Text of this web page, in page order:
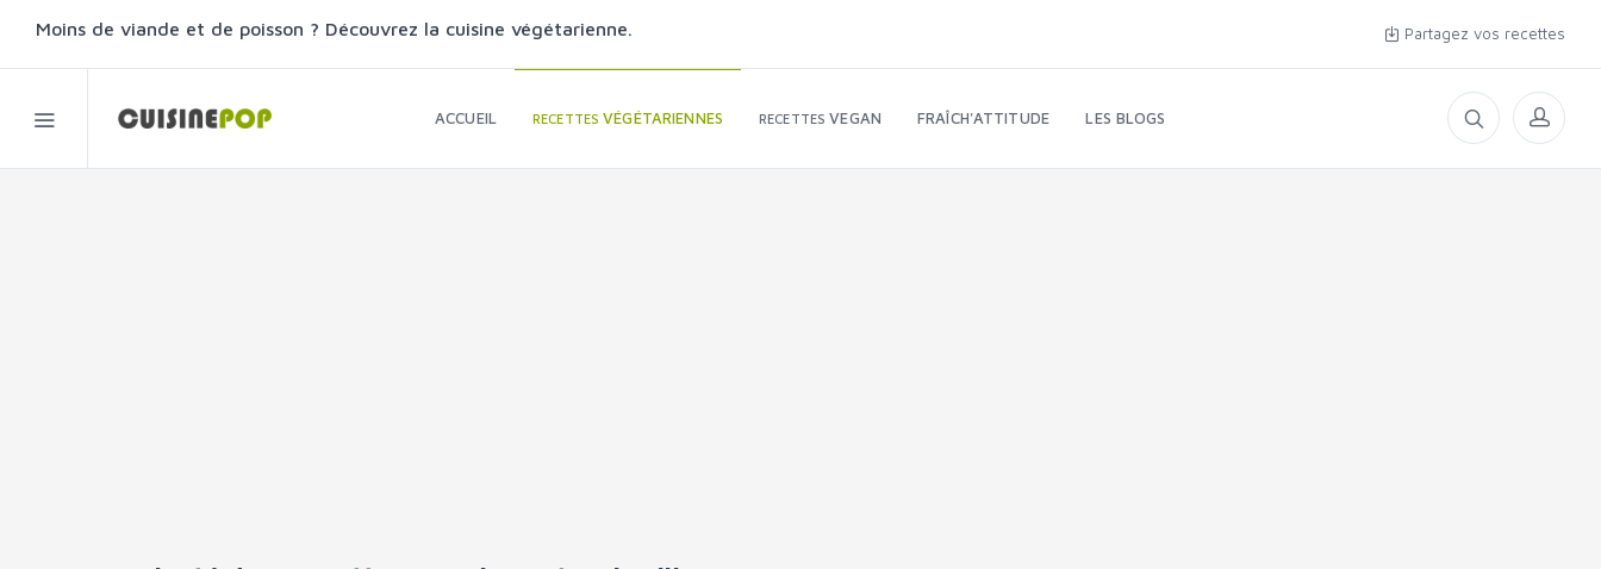
Moins de viande et de poisson ? Découvrez la cuisine végétarienne. Partagez vos recettes
ACCUEIL RECETTESVÉGÉTARIENNES RECETTESVEGAN FRAÎCH'ATTITUDE LES BLOGS